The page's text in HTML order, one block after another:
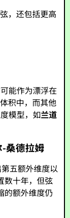
，还包括更高
能作为漂浮在
积中，而其他
模型，如兰道
桑德拉姆
五额外维度以
数十年，但弦
的额外维度仍